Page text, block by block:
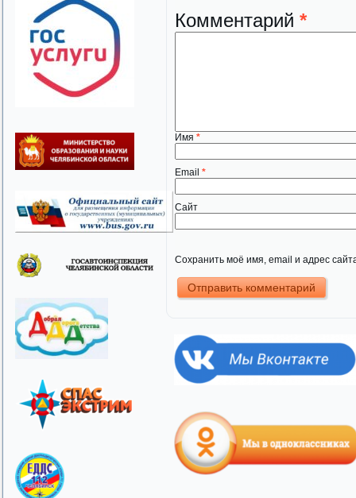
Комментарий *
Имя *
Email *
Сайт
Сохранить моё имя, email и адрес